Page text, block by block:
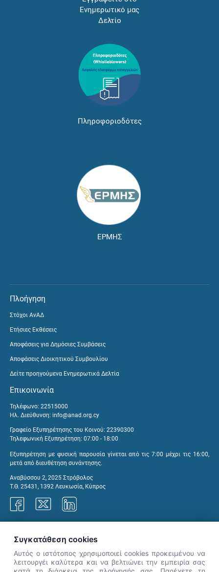
Ενημερωτικό μας
Δελτίο
Πληροφοριοδότες
ΕΡΜΗΣ
Πλοήγηση
Στόχοι ΑνΑΔ
Ετήσιες Εκθέσεις
Αποφάσεις για Δημόσιες Συμβάσεις
Αποφάσεις Διοικητικού Συμβουλίου
Δείτε προηγούμενα Ενημερωτικά Δελτία
Επικοινωνία
Τηλέφωνο: 22515000
Ηλ. Διεύθυνση: info@anad.org.cy
Γραφείο Εξυπηρέτησης του Κοινού: 22390300
Τηλεφωνική Εξυπηρέτηση: 07:00 - 18:00
Εξυπηρέτηση με φυσική παρουσία γίνεται από τις 7:00 μέχρι τις 16:00,
μετά από διευθέτηση συνάντησης.
Αναβύσσου 2, 2025 Στρόβολος
Τ.Θ. 25431, 1392 Λευκωσία, Κύπρος
Συγκατάθεση cookies
Αυτός ο ιστότοπος χρησιμοποιεί cookies προκειμένου να
λειτουργέι καλύτερα και να βελτιώνει την εμπειρία σας